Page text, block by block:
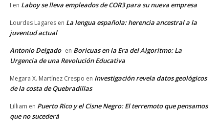
I en Laboy se lleva empleados de COR3 para su nueva empresa
Lourdes Lagares en La lengua española: herencia ancestral a la
juventud actual
Antonio Delgado en Boricuas en la Era del Algoritmo: La
Urgencia de una Revolución Educativa
Megara X. Martínez Crespo en Investigación revela datos geológicos
de la costa de Quebradillas
Lilliam en Puerto Rico y el Cisne Negro: El terremoto que pensamos
que no sucederá